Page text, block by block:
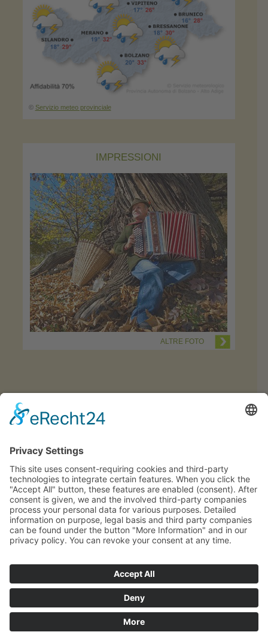
© Servizio meteo provinciale
IMPRESSIONI
ALTRE FOTO
Contatto Impressum Privacy
CIN: IT021116A1MQTVNLH9 Sitemap